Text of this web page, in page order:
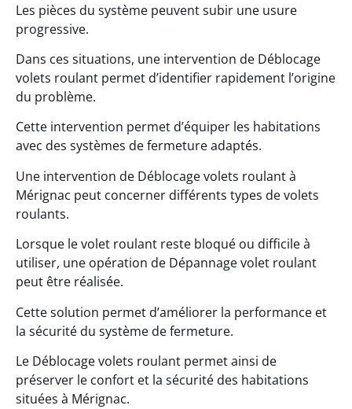
Les pièces du système peuvent subir une usure
progressive.
Dans ces situations, une intervention de Déblocage
volets roulant permet d’identifier rapidement l’origine
du problème.
Cette intervention permet d’équiper les habitations
avec des systèmes de fermeture adaptés.
Une intervention de Déblocage volets roulant à
Mérignac peut concerner différents types de volets
roulants.
Lorsque le volet roulant reste bloqué ou difficile à
utiliser, une opération de Dépannage volet roulant
peut être réalisée.
Cette solution permet d’améliorer la performance et
la sécurité du système de fermeture.
Le Déblocage volets roulant permet ainsi de
préserver le confort et la sécurité des habitations
situées à Mérignac.